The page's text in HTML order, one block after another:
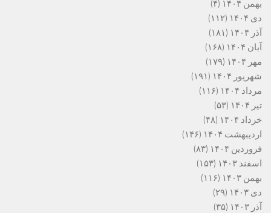
بهمن ۱۴۰۴
(۴)
دی ۱۴۰۴
(۱۱۲)
آذر ۱۴۰۴
(۱۸۱)
آبان ۱۴۰۴
(۱۶۸)
مهر ۱۴۰۴
(۱۷۹)
شهریور ۱۴۰۴
(۱۹۱)
مرداد ۱۴۰۴
(۱۱۶)
تیر ۱۴۰۴
(۵۳)
خرداد ۱۴۰۴
(۴۸)
اردیبهشت ۱۴۰۴
(۱۴۶)
فروردین ۱۴۰۴
(۸۳)
اسفند ۱۴۰۳
(۱۵۳)
بهمن ۱۴۰۳
(۱۱۶)
دی ۱۴۰۳
(۲۹)
آذر ۱۴۰۳
(۳۵)